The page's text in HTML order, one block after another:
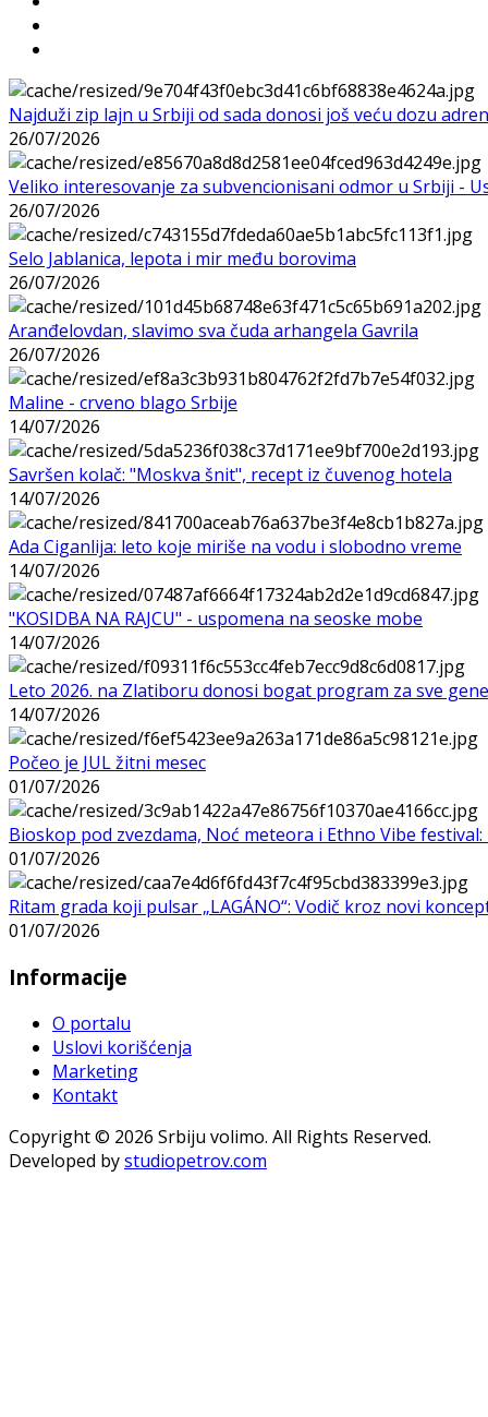
Najduži zip lajn u Srbiji od sada donosi još veću dozu
26/07/2026
Veliko interesovanje za subvencionisani odmor u Srbiji -
26/07/2026
Selo Jablanica, lepota i mir među borovima
26/07/2026
Aranđelovdan, slavimo sva čuda arhangela Gavrila
26/07/2026
Maline - crveno blago Srbije
14/07/2026
Savršen kolač: "Moskva šnit", recept iz čuvenog hotela
14/07/2026
Ada Ciganlija: leto koje miriše na vodu i slobodno vreme
14/07/2026
"KOSIDBA NA RAJCU" - uspomena na seoske mobe
14/07/2026
Leto 2026. na Zlatiboru donosi bogat program za sve
14/07/2026
Počeo je JUL žitni mesec
01/07/2026
Bioskop pod zvezdama, Noć meteora i Ethno Vibe
01/07/2026
Ritam grada koji pulsar „LAGÁNO“: Vodič kroz novi
01/07/2026
Informacije
O portalu
Uslovi korišćenja
Marketing
Kontakt
Copyright © 2026 Srbiju volimo. All Rights Reserved.
Developed bystudiopetrov.com